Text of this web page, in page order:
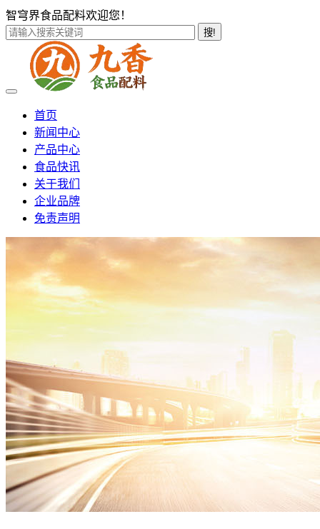
智穹界食品配料欢迎您！
搜!
首页
新闻中心
产品中心
食品快讯
关于我们
企业品牌
免责声明